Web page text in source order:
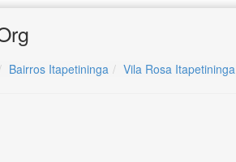
Bairros Itapetininga Vila Rosa Itapetininga